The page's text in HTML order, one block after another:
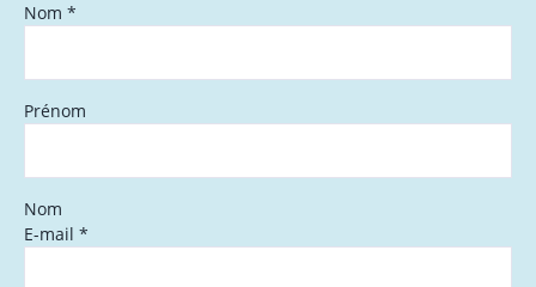
Nom *
Prénom
Nom
E-mail *